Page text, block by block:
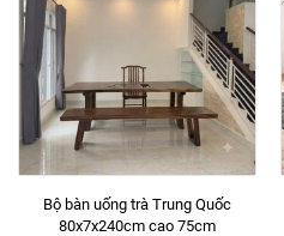
Bộ bàn uống trà Trung Quốc
80x7x240cm cao 75cm